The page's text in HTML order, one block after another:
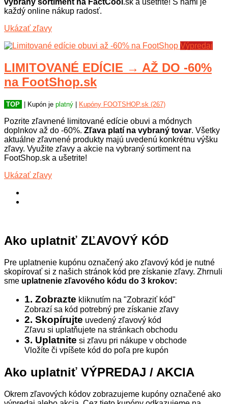
každý online nákup radosť.
Ukázať zľavy
Výpredaj
LIMITOVANÉ EDÍCIE → AŽ DO -60%
na FootShop.sk
TOP | Kupón je platný | Kupóny FOOTSHOP.sk (267)
Pozrite zľavnené limitované edície obuvi a módnych
doplnkov až do -60%. Zľava platí na vybraný tovar. Všetky
aktuálne zľavnené produkty majú uvedenú konkrétnu výšku
zľavy. Využite zľavy a akcie na vybraný sortiment na
FootShop.sk a ušetrite!
Ukázať zľavy
Ako uplatniť ZĽAVOVÝ KÓD
Pre uplatnenie kupónu označený ako zľavový kód je nutné
skopírovať si z našich stránok kód pre získanie zľavy. Zhrnuli
sme uplatnenie zľavového kódu do 3 krokov:
1. Zobrazte kliknutím na "Zobraziť kód"
Zobrazí sa kód potrebný pre získanie zľavy
2. Skopírujte uvedený zľavový kód
Zľavu si uplatňujete na stránkach obchodu
3. Uplatnite si zľavu pri nákupe v obchode
Vložíte či vpíšete kód do poľa pre kupón
Ako uplatniť VÝPREDAJ / AKCIA
Okrem zľavových kódov zobrazujeme kupóny označené ako